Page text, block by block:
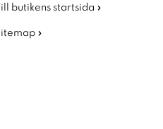
Till butikens startsida »
»